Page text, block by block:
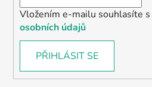
Vložením e-mailu souhlasíte s
osobních údajů
PŘIHLÁSIT SE